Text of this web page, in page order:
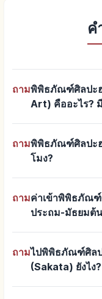
ค
ถามพิพิธภัณฑ์ศิลปะ
Art) คืออะไร?
ถามพิพิธภัณฑ์ศิลปะฮ
โมง?
ถามค่าเข้าพิพิธภัณฑ์
ประถม-มัธยมต้
ถามไปพิพิธภัณฑ์ศิล
(Sakata) ยังไง